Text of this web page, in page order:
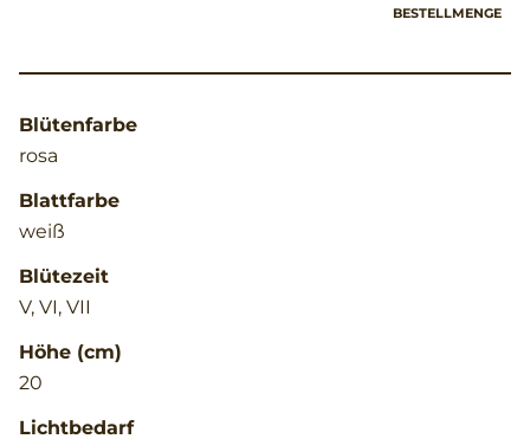
BESTELLMENGE
Blütenfarbe
rosa
Blattfarbe
weiß
Blütezeit
V, VI, VII
Höhe (cm)
20
Lichtbedarf